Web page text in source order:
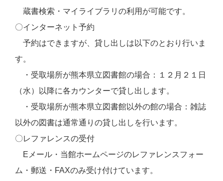
蔵書検索・マイライブラリの利用が可能です。
〇インターネット予約
予約はできますが、貸し出しは以下のとおり行いま
す。
・受取場所が熊本県立図書館の場合：
１２月２１日
（水）以降に各カウンターで貸し出します。
・受取場所が熊本県立図書館以外の館の場合：雑誌
以外の図書は通常通りの貸し出しを行います。
〇レファレンスの受付
Eメール・当館ホームページのレファレンスフォー
ム・ 郵送・FAXのみ受け付けています。